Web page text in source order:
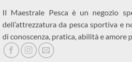
Il Maestrale Pesca è un negozio
dell’attrezzatura da pesca sportiva e
di conoscenza, pratica, abilità e amore